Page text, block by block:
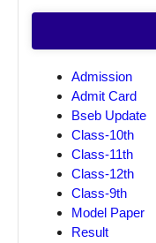
Admission
Admit Card
Bseb Update
Class-10th
Class-11th
Class-12th
Class-9th
Model Paper
Result